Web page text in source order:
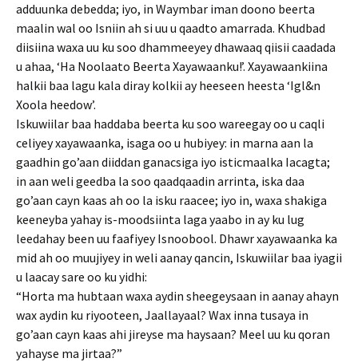
adduunka debedda; iyo, in Waymbar iman doono beerta
maalin wal oo Isniin ah si uu u qaadto amarrada. Khudbad
diisiina waxa uu ku soo dhammeeyey dhawaaq qiisii caadada
u ahaa, ‘Ha Noolaato Beerta Xayawaanku!’. Xayawaankiina
halkii baa lagu kala diray kolkii ay heeseen heesta ‘Igl&n
Xoola heedow’.
Iskuwiilar baa haddaba beerta ku soo wareegay oo u caqli
celiyey xayawaanka, isaga oo u hubiyey: in marna aan la
gaadhin go’aan diiddan ganacsiga iyo isticmaalka Iacagta;
in aan weli geedba la soo qaadqaadin arrinta, iska daa
go’aan cayn kaas ah oo la isku raacee; iyo in, waxa shakiga
keeneyba yahay is-moodsiinta laga yaabo in ay ku lug
leedahay been uu faafiyey Isnoobool. Dhawr xayawaanka ka
mid ah oo muujiyey in weli aanay qancin, Iskuwiilar baa iyagii
u laacay sare oo ku yidhi:
“Horta ma hubtaan waxa aydin sheegeysaan in aanay ahayn
wax aydin ku riyooteen, Jaallayaal? Wax inna tusaya in
go’aan cayn kaas ahi jireyse ma haysaan? Meel uu ku qoran
yahayse ma jirtaa?”